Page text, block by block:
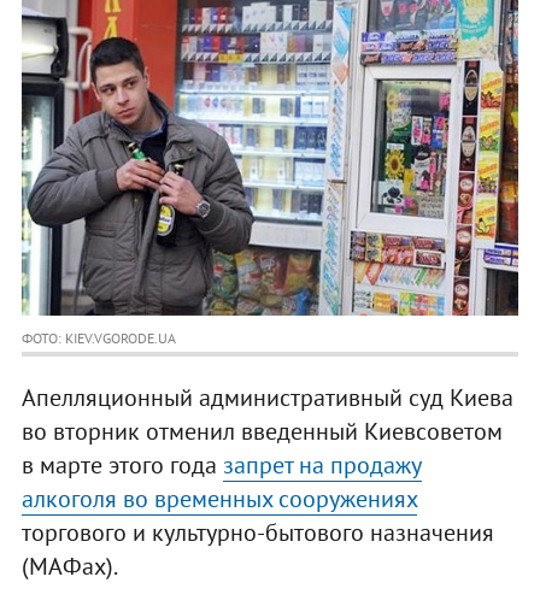
ФОТО: KIEV.VGORODE.UA
Апелляционный административный суд Киева
во вторник отменил введенный Киевсоветом
в марте этого года запрет на продажу
алкоголя во временных сооружениях
торгового и культурно-бытового назначения
(МАФах).